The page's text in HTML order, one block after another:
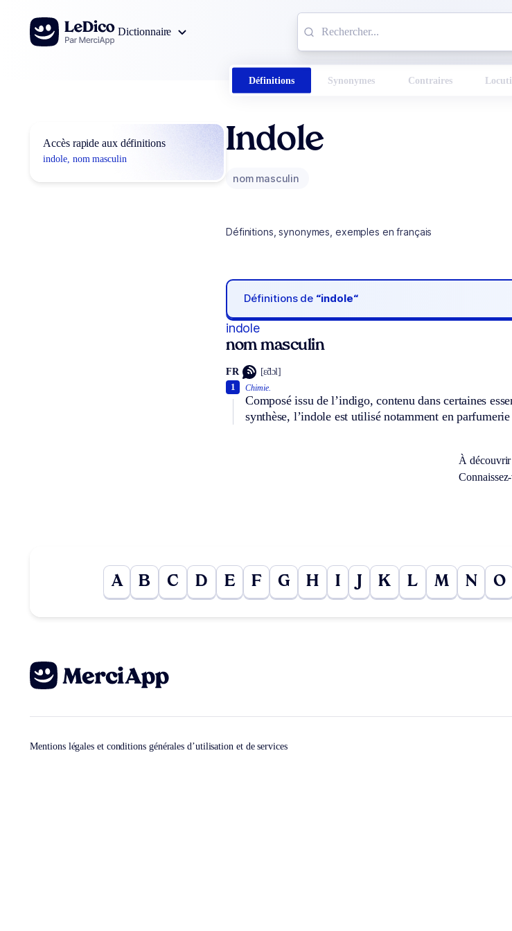
Aller au contenu
Dictionnaire
Définitions Synonymes Contraires
Accès rapide aux définitions
indole, nom masculin
Indole
nom masculin
Définitions, synonymes, exemples en français
Définitions de “indole“
indole
nom masculin
FR [ɛ̃dɔl]
Chimie.
Composé issu de l’indigo, contenu dans certaines
synthèse, l’indole est utilisé notamment en
1
À découvrir
A B C D E F G H I K L M N O
Mentions légales et conditions générales d’utilisation et de services